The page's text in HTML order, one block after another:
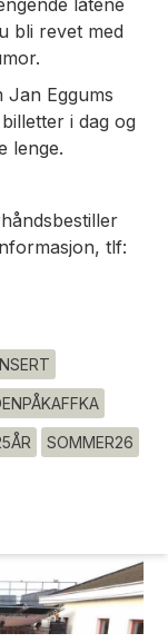
låtene
bli revet med
Jan Eggums
i dag og
lenge.
tlf:
SOMMER26